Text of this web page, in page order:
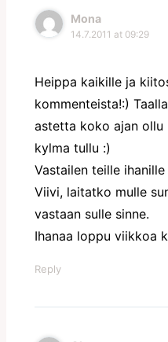
Mona
14.7.2011 at 09:29
Heippa kaikille ja
kommenteista!:)
astetta koko ajan
kylma tullu :)
Vastailen teille
Viivi, laitatko mulle
vastaan sulle sinne.
Ihanaa loppu viikkoa
Reply